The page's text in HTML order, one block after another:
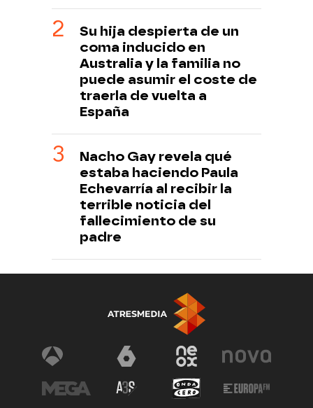
Su hija despierta de un
coma inducido en
Australia y la familia no
puede asumir el coste de
traerla de vuelta a
España
Nacho Gay revela qué
estaba haciendo Paula
Echevarría al recibir la
terrible noticia del
fallecimiento de su
padre